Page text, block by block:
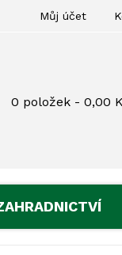
Můj účet
0 položek - 0,00